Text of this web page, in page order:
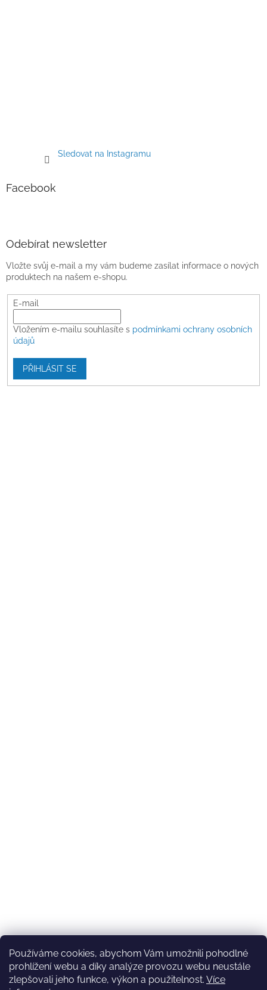
Používáme cookies, abychom Vám umožnili pohodlné
prohlížení webu a díky analýze provozu webu neustále
zlepšovali jeho funkce, výkon a použitelnost. Více
Sledovat na Instagramu
Facebook
Odebírat newsletter
Vložte svůj e-mail a my vám budeme zasílat informace o nových
produktech na našem e-shopu.
E-mail
Vložením e-mailu souhlasíte s podmínkami ochrany osobních
údajů
PŘIHLÁSIT SE